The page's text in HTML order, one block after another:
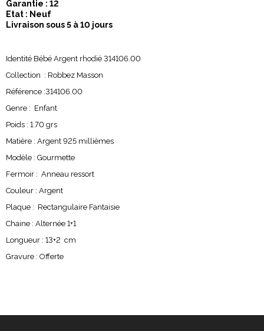
Garantie : 12
Etat : Neuf
Livraison sous 5 à 10 jours
Identité Bébé Argent rhodié 314106.00
Collection : Robbez Masson
Référence :314106.00
Genre : Enfant
Poids : 1.70 grs
Matière : Argent 925 millièmes
Modèle : Gourmette
Fermoir : Anneau ressort
Couleur : Argent
Plaque : Rectangulaire Fantaisie
Chaine : Alternée 1+1
Longueur : 13+2 cm
Gravure : Offerte